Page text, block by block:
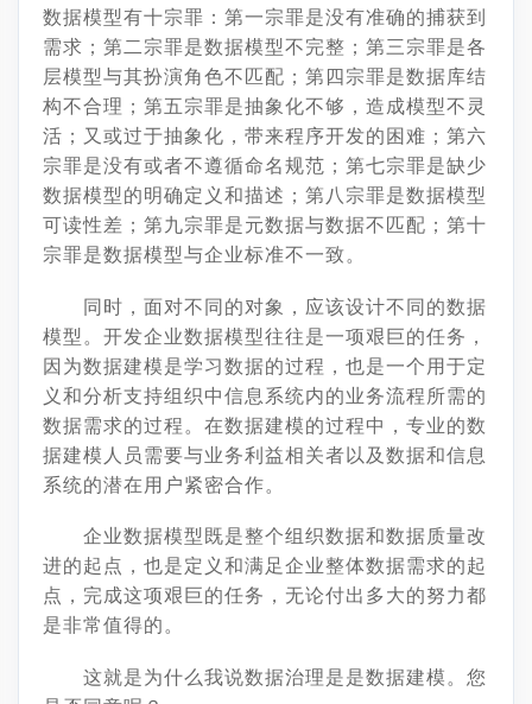
数据模型有十宗罪：第一宗罪是没有准确的捕获到
需求；第二宗罪是数据模型不完整；第三宗罪是各
层模型与其扮演角色不匹配；第四宗罪是数据库结
构不合理；第五宗罪是抽象化不够，造成模型不灵
活；又或过于抽象化，带来程序开发的困难；第六
宗罪是没有或者不遵循命名规范；第七宗罪是缺少
数据模型的明确定义和描述；第八宗罪是数据模型
可读性差；第九宗罪是元数据与数据不匹配；第十
宗罪是数据模型与企业标准不一致。
同时，面对不同的对象，应该设计不同的数据
模型。开发企业数据模型往往是一项艰巨的任务，
因为数据建模是学习数据的过程，也是一个用于定
义和分析支持组织中信息系统内的业务流程所需的
数据需求的过程。在数据建模的过程中，专业的数
据建模人员需要与业务利益相关者以及数据和信息
系统的潜在用户紧密合作。
企业数据模型既是整个组织数据和数据质量改
进的起点，也是定义和满足企业整体数据需求的起
点，完成这项艰巨的任务，无论付出多大的努力都
是非常值得的。
这就是为什么我说数据治理是是数据建模。您